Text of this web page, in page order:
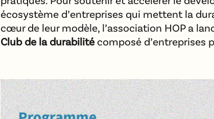
écosystème d’entreprises qui mettent la
cœur de leur modèle, l’association HOP a
Club de la durabilitécomposé d’entreprises